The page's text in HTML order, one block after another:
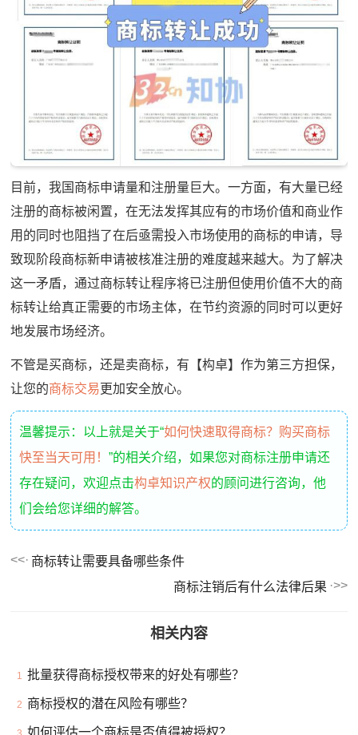
目前，我国商标申请量和注册量巨大。一方面，有大量已经
注册的商标被闲置，在无法发挥其应有的市场价值和商业作
用的同时也阻挡了在后亟需投入市场使用的商标的申请，导
致现阶段商标新申请被核准注册的难度越来越大。为了解决
这一矛盾，通过商标转让程序将已注册但使用价值不大的商
标转让给真正需要的市场主体，在节约资源的同时可以更好
地发展市场经济。
不管是买商标，还是卖商标，有【构卓】作为第三方担保，
让您的商标交易更加安全放心。
温馨提示：以上就是关于“如何快速取得商标？购买商标
快至当天可用！”的相关介绍，如果您对商标注册申请还
存在疑问，欢迎点击构卓知识产权的顾问进行咨询，他
们会给您详细的解答。
商标转让需要具备哪些条件
商标注销后有什么法律后果
相关内容
1 批量获得商标授权带来的好处有哪些？
2 商标授权的潜在风险有哪些？
如何评估一个商标是否值得被授权？